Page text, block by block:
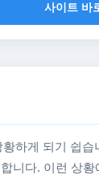
사이트 바
하게 되기 쉽
니다. 이런 상